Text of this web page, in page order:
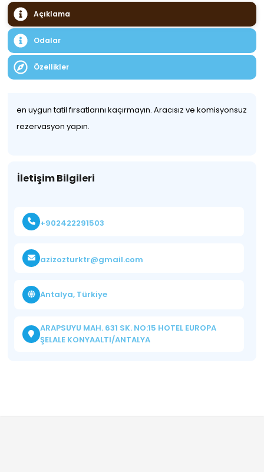
Açıklama
Odalar
Özellikler
en uygun tatil fırsatlarını kaçırmayın. Aracısız ve komisyonsuz
rezervasyon yapın.
İletişim Bilgileri
+902422291503
azizozturktr@gmail.com
Antalya, Türkiye
ARAPSUYU MAH. 631 SK. NO:15 HOTEL EUROPA
ŞELALE KONYAALTI/ANTALYA